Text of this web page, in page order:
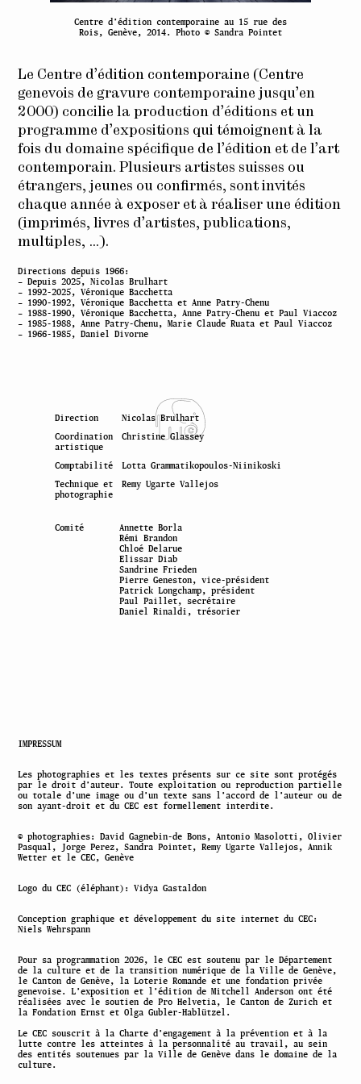
Centre d’édition contemporaine au 15 rue des
Rois, Genève, 2014. Photo © Sandra Pointet
Le Centre d’édition contemporaine (Centre
genevois de gravure contemporaine jusqu’en
2000) concilie la production d’éditions et un
programme d’expositions qui témoignent à la
fois du domaine spécifique de l’édition et de l’art
contemporain. Plusieurs artistes suisses ou
étrangers, jeunes ou confirmés, sont invités
chaque année à exposer et à réaliser une édition
(imprimés, livres d’artistes, publications,
multiples, …).
Directions depuis 1966:
– Depuis 2025, Nicolas Brulhart
– 1992-2025, Véronique Bacchetta
– 1990-1992, Véronique Bacchetta et Anne Patry-Chenu
– 1988-1990, Véronique Bacchetta, Anne Patry-Chenu et Paul Viaccoz
– 1985-1988, Anne Patry-Chenu, Marie Claude Ruata et Paul Viaccoz
– 1966-1985, Daniel Divorne
Direction
Nicolas Brulhart
Coordination
artistique
Christine Glassey
Comptabilité
Lotta Grammatikopoulos-Niinikoski
Technique et
photographie
Remy Ugarte Vallejos
Comité
Annette Borla
Rémi Brandon
Chloé Delarue
Elissar Diab
Sandrine Frieden
Pierre Geneston, vice-président
Patrick Longchamp, président
Paul Paillet, secrétaire
Daniel Rinaldi, trésorier
IMPRESSUM
Les photographies et les textes présents sur ce site sont protégés
par le droit d’auteur. Toute exploitation ou reproduction partielle
ou totale d’une image ou d’un texte sans l’accord de l’auteur ou de
son ayant-droit et du CEC est formellement interdite.
© photographies: David Gagnebin-de Bons, Antonio Masolotti, Olivier
Pasqual, Jorge Perez, Sandra Pointet, Remy Ugarte Vallejos, Annik
Wetter et le CEC, Genève
Logo du CEC (éléphant): Vidya Gastaldon
Conception graphique et développement du site internet du CEC:
Niels Wehrspann
Pour sa programmation 2026, le CEC est soutenu par le Département
de la culture et de la transition numérique de la Ville de Genève,
le Canton de Genève, la Loterie Romande et une fondation privée
genevoise. L’exposition et l’édition de Mitchell Anderson ont été
réalisées avec le soutien de Pro Helvetia, le Canton de Zurich et
la Fondation Ernst et Olga Gubler-Hablützel.
Le CEC souscrit à la Charte d’engagement à la prévention et à la
lutte contre les atteintes à la personnalité au travail, au sein
des entités soutenues par la Ville de Genève dans le domaine de la
culture.